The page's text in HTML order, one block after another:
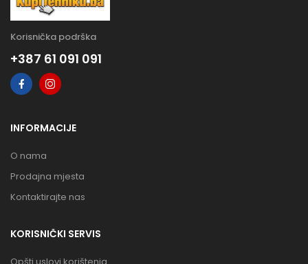
Korisnička podrška
+387 61 091 091
INFORMACIJE
O nama
Prodajna mjesta
Kontaktirajte nas
KORISNIČKI SERVIS